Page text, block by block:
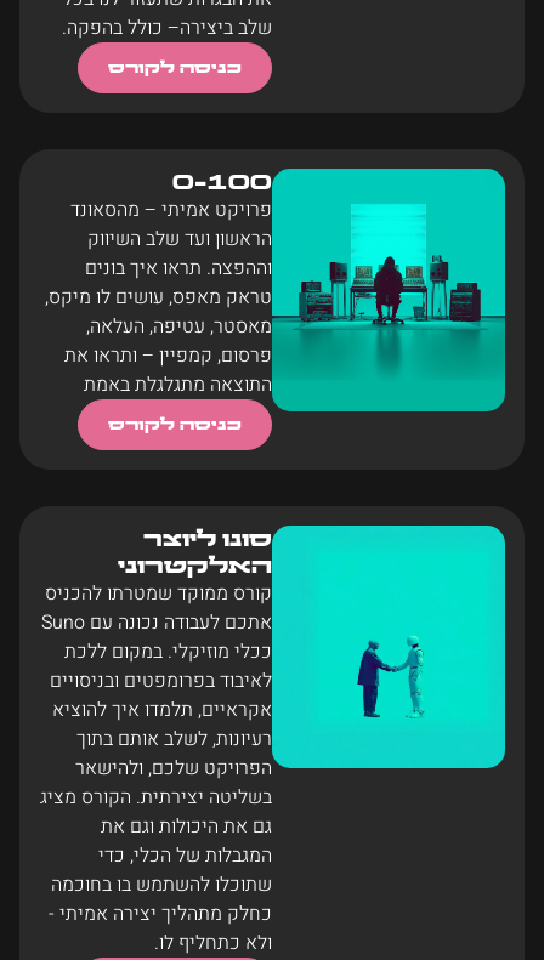
שלב ביצירה– כולל בהפקה.
כניסה לקורס
0-100
פרויקט אמיתי – מהסאונד
הראשון ועד שלב השיווק
וההפצה. תראו איך בונים
טראק מאפס, עושים לו מיקס,
מאסטר, עטיפה, העלאה,
פרסום, קמפיין – ותראו את
התוצאה מתגלגלת באמת
כניסה לקורס
סונו ליוצר
האלקטרוני
קורס ממוקד שמטרתו להכניס
אתכם לעבודה נכונה עם Suno
ככלי מוזיקלי. במקום ללכת
לאיבוד בפרומפטים ובניסויים
אקראיים, תלמדו איך להוציא
רעיונות, לשלב אותם בתוך
הפרויקט שלכם, ולהישאר
בשליטה יצירתית. הקורס מציג
גם את היכולות וגם את
המגבלות של הכלי, כדי
שתוכלו להשתמש בו בחוכמה
כחלק מתהליך יצירה אמיתי -
ולא כתחליף לו.